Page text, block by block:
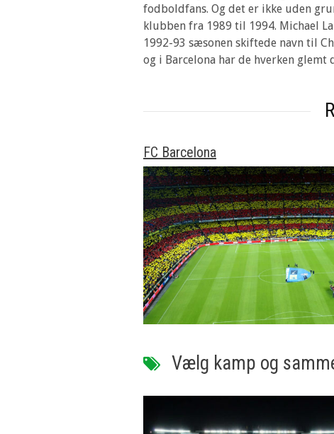
fodboldfans. Og det er ikke uden
klubben fra 1989 til 1994. Michael
1992-93 sæsonen skiftede navn til
og i Barcelona har de hverken glemt
FC Barcelona
Vælg kamp og